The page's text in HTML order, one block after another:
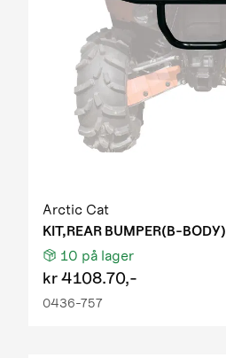
Arctic Cat
KIT,REAR BUMPER(B-BODY)
10 på lager
kr4108.70,-
0436-757